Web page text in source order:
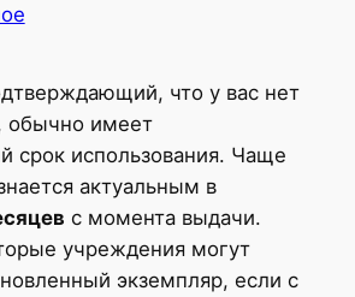
что у вас нет
обычно имеет
срок использования. Чаще
актуальным в
с момента выдачи.
учреждения могут
экземпляр, если с